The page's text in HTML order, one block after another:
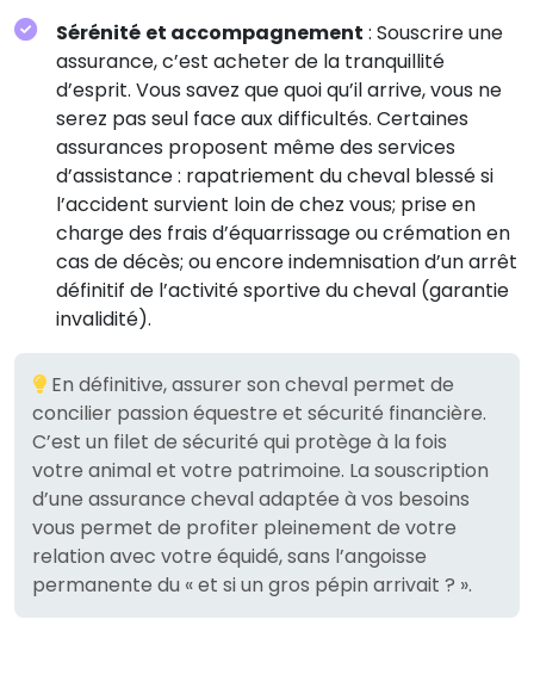
Sérénité et accompagnement : Souscrire une
assurance, c’est acheter de la tranquillité
d’esprit. Vous savez que quoi qu’il arrive, vous ne
serez pas seul face aux difficultés. Certaines
assurances proposent même des services
d’assistance : rapatriement du cheval blessé si
l’accident survient loin de chez vous; prise en
charge des frais d’équarrissage ou crémation en
cas de décès; ou encore indemnisation d’un arrêt
définitif de l’activité sportive du cheval (garantie
invalidité).
En définitive, assurer son cheval permet de
concilier passion équestre et sécurité financière.
C’est un filet de sécurité qui protège à la fois
votre animal et votre patrimoine. La souscription
d’une assurance cheval adaptée à vos besoins
vous permet de profiter pleinement de votre
relation avec votre équidé, sans l’angoisse
permanente du « et si un gros pépin arrivait ? ».